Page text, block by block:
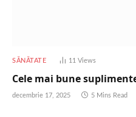
SĂNĂTATE 11Views
Cele mai bune
decembrie 17, 2025 5 Mins Read